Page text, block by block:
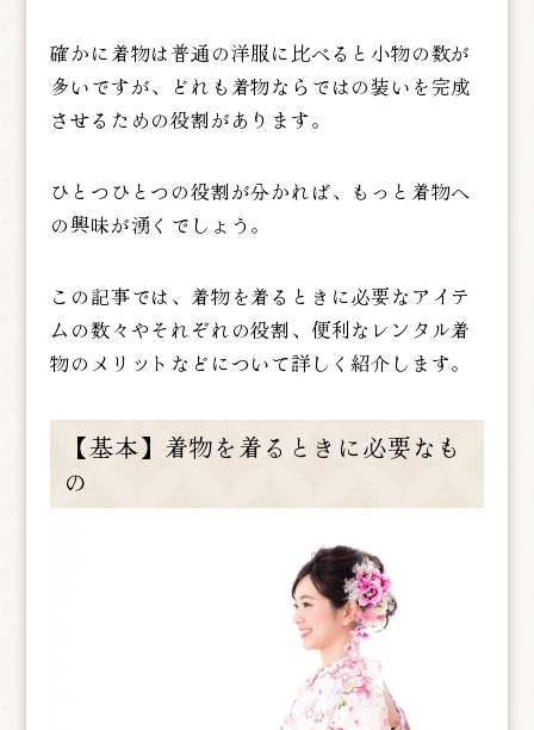
確かに着物は普通の洋服に比べると小物の数が
多いですが、どれも着物ならではの装いを完成
させるための役割があります。
ひとつひとつの役割が分かれば、もっと着物へ
の興味が湧くでしょう。
この記事では、着物を着るときに必要なアイテ
ムの数々やそれぞれの役割、便利なレンタル着
物のメリットなどについて詳しく紹介します。
【基本】着物を着るときに必要なも
の